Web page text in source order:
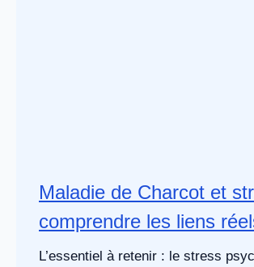
Maladie de Charcot et
comprendre les liens
L’essentiel à retenir : le stress